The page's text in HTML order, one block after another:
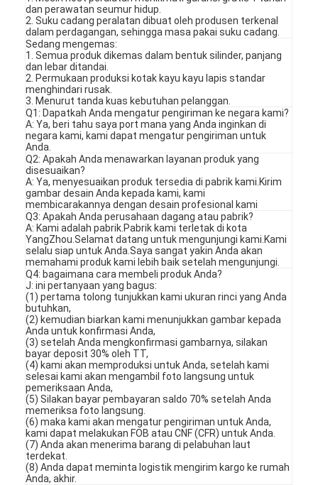
dan perawatan seumur hidup.
2. Suku cadang peralatan dibuat oleh produsen terkenal
dalam perdagangan, sehingga masa pakai suku cadang.
Sedang mengemas:
1. Semua produk dikemas dalam bentuk silinder, panjang
dan lebar ditandai.
2. Permukaan produksi kotak kayu kayu lapis standar
menghindari rusak.
3. Menurut tanda kuas kebutuhan pelanggan.
Q1: Dapatkah Anda mengatur pengiriman ke negara kami?
A: Ya, beri tahu saya port mana yang Anda inginkan di
negara kami, kami dapat mengatur pengiriman untuk
Anda.
Q2: Apakah Anda menawarkan layanan produk yang
disesuaikan?
A: Ya, menyesuaikan produk tersedia di pabrik kami.Kirim
gambar desain Anda kepada kami, kami
membicarakannya dengan desain profesional kami
Q3: Apakah Anda perusahaan dagang atau pabrik?
A: Kami adalah pabrik.Pabrik kami terletak di kota
YangZhou.Selamat datang untuk mengunjungi kami.Kami
selalu siap untuk Anda.Saya sangat yakin Anda akan
memahami produk kami lebih baik setelah mengunjungi.
Q4: bagaimana cara membeli produk Anda?
J: ini pertanyaan yang bagus:
(1) pertama tolong tunjukkan kami ukuran rinci yang Anda
butuhkan,
(2) kemudian biarkan kami menunjukkan gambar kepada
Anda untuk konfirmasi Anda,
(3) setelah Anda mengkonfirmasi gambarnya, silakan
bayar deposit 30% oleh TT,
(4) kami akan memproduksi untuk Anda, setelah kami
selesai kami akan mengambil foto langsung untuk
pemeriksaan Anda,
(5) Silakan bayar pembayaran saldo 70% setelah Anda
memeriksa foto langsung.
(6) maka kami akan mengatur pengiriman untuk Anda,
kami dapat melakukan FOB atau CNF (CFR) untuk Anda.
(7) Anda akan menerima barang di pelabuhan laut
terdekat.
(8) Anda dapat meminta logistik mengirim kargo ke rumah
Anda, akhir.